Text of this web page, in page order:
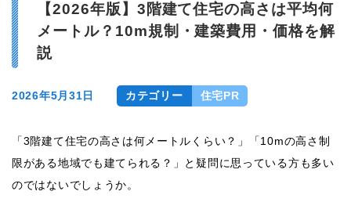
【2026年版】3階建て住宅の高さは平均何
メートル？10m規制・建築費用・価格を解
説
2026年5月31日 カテゴリー 住宅PR
「3階建て住宅の高さは何メートルくらい？」「10mの高さ制
限がある地域でも建てられる？」と疑問に思っている方も多い
のではないでしょうか。